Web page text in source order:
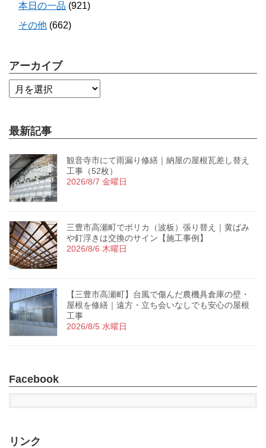
本日の一品 (921)
その他 (662)
アーカイブ
最新記事
観音寺市にて雨漏り修繕｜納屋の屋根瓦差し替え
工事（52枚）
2026/8/7 金曜日
三豊市高瀬町でポリカ（波板）張り替え｜黄ばみ
や釘浮きは交換のサイン【施工事例】
2026/8/6 木曜日
【三豊市高瀬町】台風で傷んだ農機具倉庫の壁・
屋根を修繕｜遠方・立ち会いなしでも安心の屋根
工事
2026/8/5 水曜日
Facebook
リンク